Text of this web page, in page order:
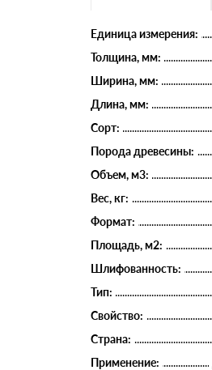
Единица измерения:
Толщина, мм:
Ширина, мм:
Длина, мм:
Сорт:
Порода древесины:
Объем, м3:
Вес, кг:
Формат:
Площадь, м2:
Шлифованность:
Тип:
Свойство:
Страна:
Применение: